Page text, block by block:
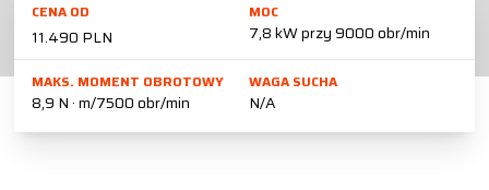
CENA OD
11.490 PLN
MOC
7,8 kW przy 9000 obr/min
MAKS. MOMENT OBROTOWY
8,9 N · m/7500 obr/min
WAGA SUCHA
N/A